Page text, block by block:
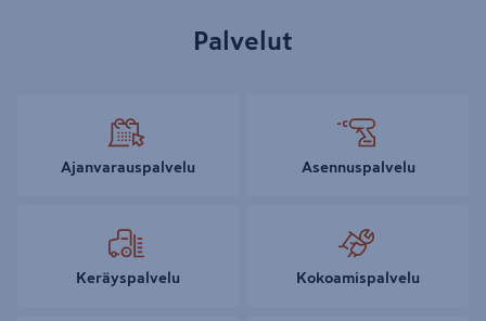
Palvelut
Ajanvarauspalvelu Asennuspalvelu
Keräyspalvelu Kokoamispalvelu